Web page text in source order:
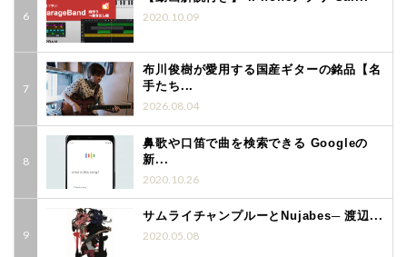
2020.10.09
布川俊樹が愛用する国産ギターの銘品【名
手たち...
2026.08.04
鼻歌や口笛で曲を検索できる Googleの
新...
2020.10.26
サムライチャンプルーとNujabes─ 渡辺...
2020.05.08